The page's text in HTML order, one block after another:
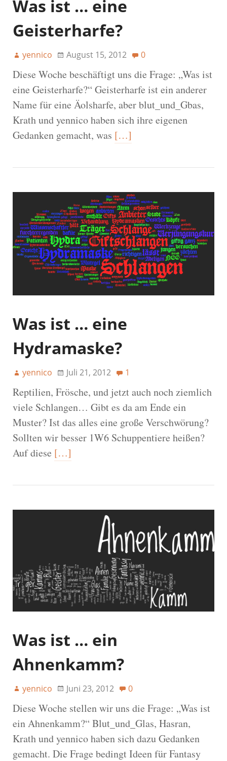
Was ist … eine
Geisterharfe?
yennico August 15, 2012 0
Diese Woche beschäftigt uns die Frage: „Was ist
eine Geisterharfe?“ Geisterharfe ist ein anderer
Name für eine Äolsharfe, aber blut_und_Gbas,
Krath und yennico haben sich ihre eigenen
Gedanken gemacht, was […]
Was ist … eine
Hydramaske?
yennico Juli 21, 2012 1
Reptilien, Frösche, und jetzt auch noch ziemlich
viele Schlangen… Gibt es da am Ende ein
Muster? Ist das alles eine große Verschwörung?
Sollten wir besser 1W6 Schuppentiere heißen?
Auf diese […]
Was ist … ein
Ahnenkamm?
yennico Juni 23, 2012 0
Diese Woche stellen wir uns die Frage: „Was ist
ein Ahnenkamm?“ Blut_und_Glas, Hasran,
Krath und yennico haben sich dazu Gedanken
gemacht. Die Frage bedingt Ideen für Fantasy